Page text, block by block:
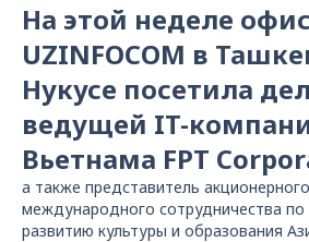
На этой неделе
UZINFOCOM в
Нукусе посетила
ведущей IT-
Вьетнама FPT
а также представитель
международного сотрудничества по
развитию культуры и образования